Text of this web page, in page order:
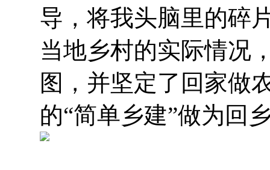
导，将我头脑里的碎
当地乡村的实际情况
图，并坚定了回家做
的“简单乡建”做为回